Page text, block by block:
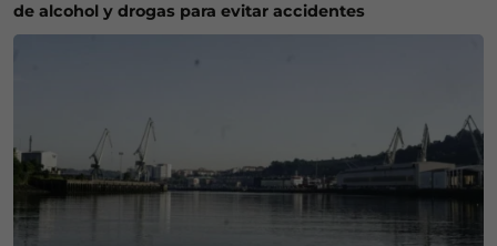
de alcohol y drogas para evitar accidentes